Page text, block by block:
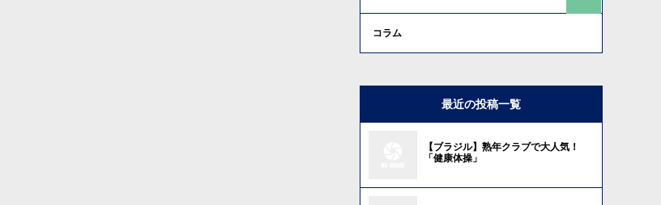
コラム
最近の投稿一覧
【ブラジル】熟年クラブで大人気！
「健康体操」